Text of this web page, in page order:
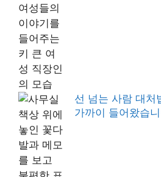
선 넘는 사람 대처
가까이 들어왔습